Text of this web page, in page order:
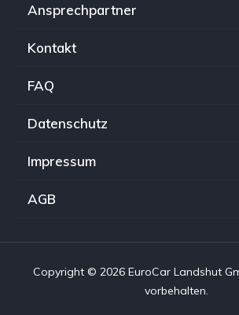
Ansprechpartner
Kontakt
FAQ
Datenschutz
Impressum
AGB
Copyright © 2026 EuroCar Landshut
vorbehalten.